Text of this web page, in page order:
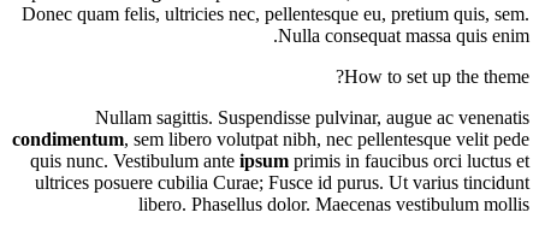
Donec quam felis, ultricies nec, pellentesque eu, pretium quis, sem.
Nulla consequat massa quis enim.
How to set up the theme?
Nullam sagittis. Suspendisse pulvinar, augue ac venenatis
condimentum, sem libero volutpat nibh, nec pellentesque velit pede
quis nunc. Vestibulum ante ipsum primis in faucibus orci luctus et
ultrices posuere cubilia Curae; Fusce id purus. Ut varius tincidunt
libero. Phasellus dolor. Maecenas vestibulum mollis